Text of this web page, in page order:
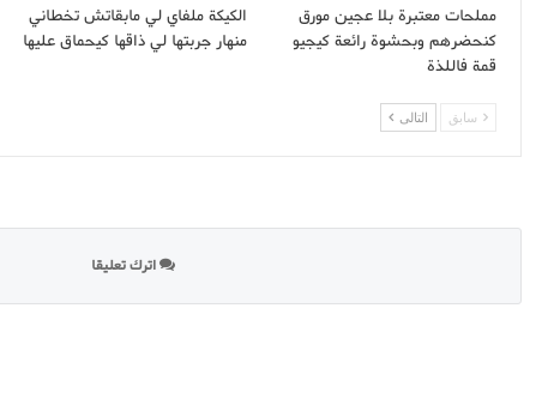
مملحات معتبرة بلا عجين مورق
كنحضرهم وبحشوة رائعة كيجيو
قمة فاللذة
الكيكة ملفاي لي مابقاتش تخطاني
منهار جربتها لي ذاقها كيحماق عليها
سابق التالى
اترك تعليقا